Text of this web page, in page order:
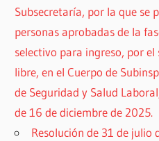
Subsecretaría, por la que se
personas aprobadas de la
selectivo para ingreso, por el
libre, en el Cuerpo de
de Seguridad y Salud
de 16 de diciembre de 2025.
Resolución de 31 de